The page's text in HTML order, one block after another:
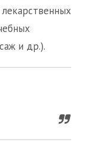
и др.).